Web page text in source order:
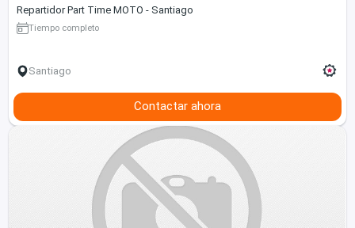
Repartidor Part Time MOTO - Santiago
Tiempo completo
Santiago
Contactar ahora